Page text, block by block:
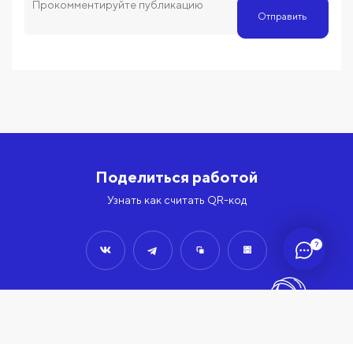
?
Отправить
Поделиться работой
Узнать как считать QR-код